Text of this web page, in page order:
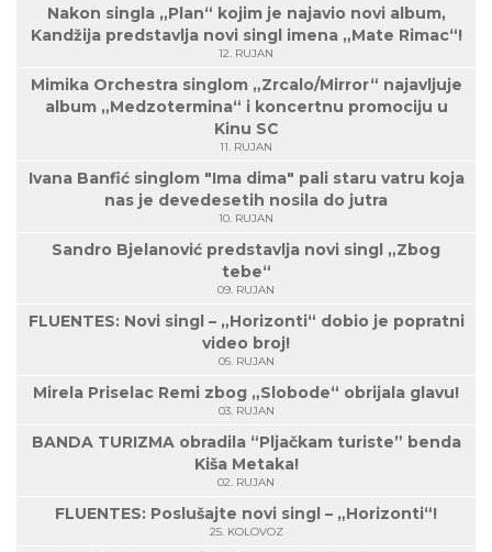
Nakon singla „Plan“ kojim je najavio novi album,
Kandžija predstavlja novi singl imena „Mate Rimac“!
12. RUJAN
Mimika Orchestra singlom „Zrcalo/Mirror“ najavljuje
album „Medzotermina“ i koncertnu promociju u
Kinu SC
11. RUJAN
Ivana Banfić singlom "Ima dima" pali staru vatru koja
nas je devedesetih nosila do jutra
10. RUJAN
Sandro Bjelanović predstavlja novi singl „Zbog
tebe“
09. RUJAN
FLUENTES: Novi singl – „Horizonti“ dobio je popratni
video broj!
05. RUJAN
Mirela Priselac Remi zbog „Slobode“ obrijala glavu!
03. RUJAN
BANDA TURIZMA obradila “Pljačkam turiste” benda
Kiša Metaka!
02. RUJAN
FLUENTES: Poslušajte novi singl – „Horizonti“!
25. KOLOVOZ